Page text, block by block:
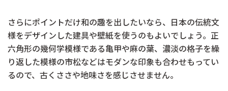
さらにポイントだけ和の趣を出したいなら、日本の伝統文
様をデザインした建具や壁紙を使うのもよいでしょう。正
六角形の幾何学模様である亀甲や麻の葉、濃淡の格子を繰
り返した模様の市松などはモダンな印象も合わせもってい
るので、古くささや地味さを感じさせません。